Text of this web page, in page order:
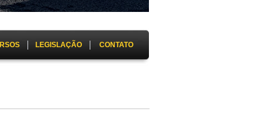
LEGISLAÇÃO CONTATO